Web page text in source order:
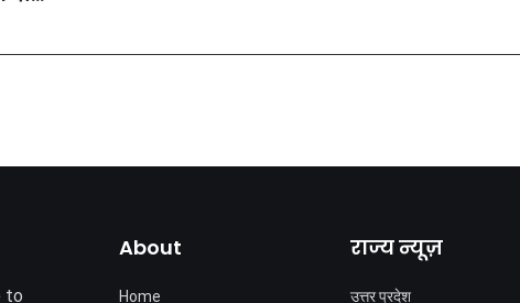
to
About
Home
राज्य न्यूज़
उत्तर प्रदेश